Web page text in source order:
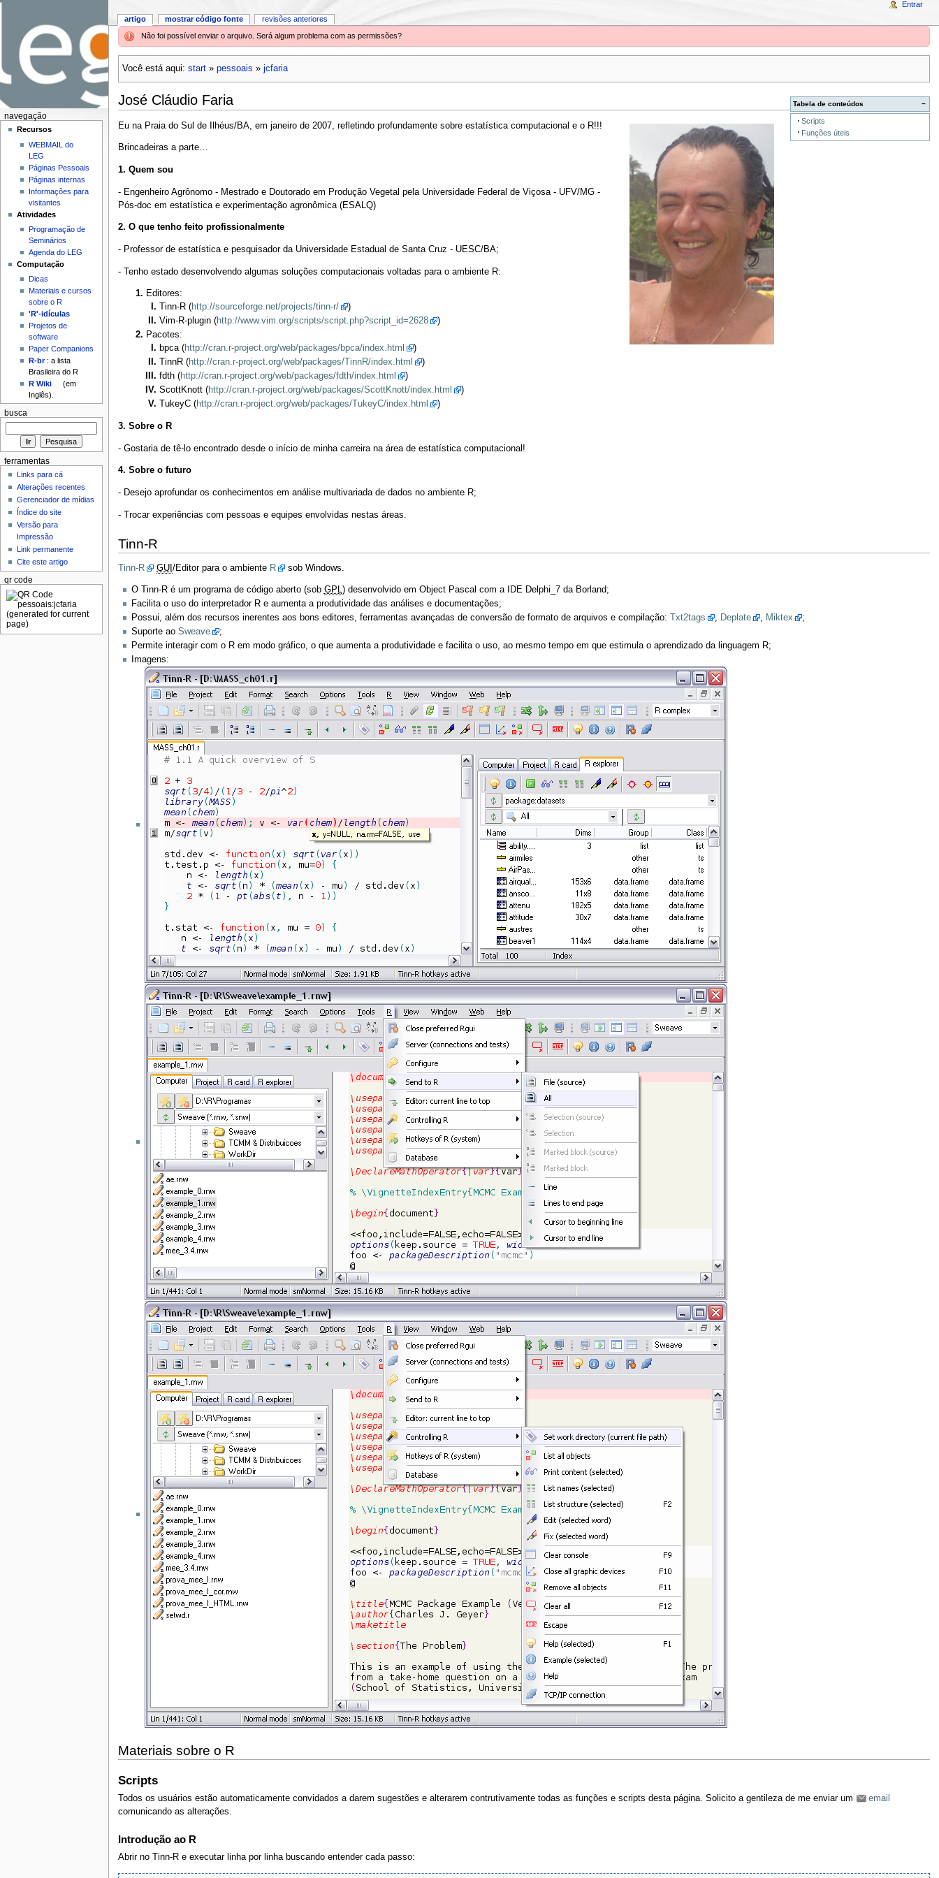
Não foi possível enviar o arquivo. Será algum problema com as permissões?
Você está aqui: start» pessoais » jcfaria
−
Tabela de conteúdos
Scripts
Funções úteis
José Cláudio Faria
Eu na Praia do Sul de Ilhéus/BA, em janeiro de 2007, refletindo profundamente sobre estatística computacional e o R!!!
Brincadeiras a parte…
1. Quem sou
- Engenheiro Agrônomo - Mestrado e Doutorado em Produção Vegetal pela Universidade Federal de Viçosa - UFV/MG -
Pós-doc em estatística e experimentação agronômica (ESALQ)
2. O que tenho feito profissionalmente
- Professor de estatística e pesquisador da Universidade Estadual de Santa Cruz - UESC/BA;
- Tenho estado desenvolvendo algumas soluções computacionais voltadas para o ambiente R:
Editores:
Tinn-R (http://sourceforge.net/projects/tinn-r/
)
Vim-R-plugin (http://www.vim.org/scripts/script.php?script_id=2628
)
Pacotes:
bpca (http://cran.r-project.org/web/packages/bpca/index.html
)
TinnR (http://cran.r-project.org/web/packages/TinnR/index.html
)
fdth (http://cran.r-project.org/web/packages/fdth/index.html
)
ScottKnott (http://cran.r-project.org/web/packages/ScottKnott/index.html
)
TukeyC (http://cran.r-project.org/web/packages/TukeyC/index.html )
3. Sobre o R
- Gostaria de tê-lo encontrado desde o início de minha carreira na área de estatística computacional!
4. Sobre o futuro
- Desejo aprofundar os conhecimentos em análise multivariada de dados no ambiente R;
- Trocar experiências com pessoas e equipes envolvidas nestas áreas.
Tinn-R
Tinn-R GUI /Editor para o ambiente R sob Windows.
O Tinn-R é um programa de código aberto (sob GPL) desenvolvido em Object Pascal com a IDE Delphi_7 da Borland;
Facilita o uso do interpretador R e aumenta a produtividade das análises e documentações;
Possui, além dos recursos inerentes aos bons editores, ferramentas avançadas de conversão de formato de arquivos e compilação:
Txt2tags , Deplate , Miktex
;
Suporte ao Sweave
;
Permite interagir com o R em modo gráfico, o que aumenta a produtividade e facilita o uso, ao mesmo tempo em que estimula o aprendizado da linguagem R;
Imagens:
Materiais sobre o R
Scripts
Todos os usuários estão automaticamente convidados a darem sugestões e alterarem contrutivamente todas as funções e scripts desta página. Solicito a gentileza de me enviar um
email
comunicando as alterações.
Introdução ao R
Abrir no Tinn-R e executar linha por linha buscando entender cada passo:
artigo mostrar código fonte revisões anteriores
Entrar
navegação
Recursos
WEBMAIL do
LEG
Páginas Pessoais
Páginas internas
Informações para
visitantes
Atividades
Programação de
Seminários
Agenda do LEG
Computação
Dicas
Materiais e cursos
sobre o R
'R'-idículas
Projetos de
software
Paper Companions
R-br: a lista
Brasileira do R
R Wiki
(em
Inglês).
busca
ferramentas
Links para cá
Alterações recentes
Gerenciador de mídias
Índice do site
Versão para
Impressão
Link permanente
Cite este artigo
qr code